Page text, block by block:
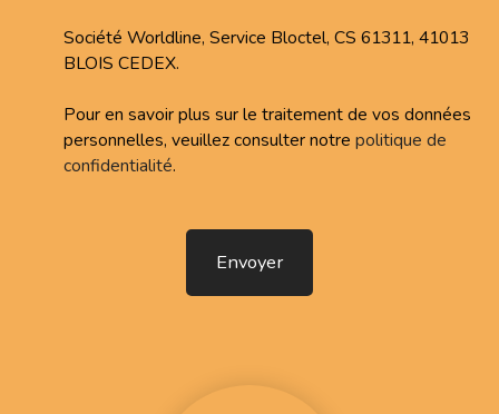
Société Worldline, Service Bloctel, CS 61311, 41013
BLOIS CEDEX.
Pour en savoir plus sur le traitement de vos données
personnelles, veuillez consulter notre politique de
confidentialité.
Envoyer